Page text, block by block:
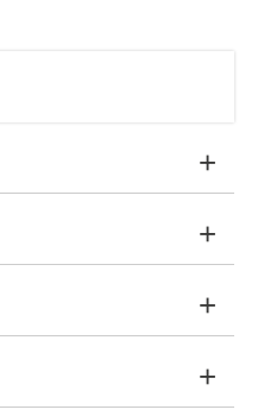
+
+
+
+